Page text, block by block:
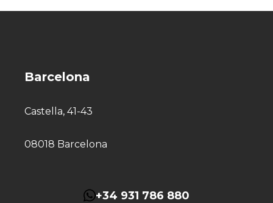
Barcelona
Castella, 41-43
08018 Barcelona
+34 931 786 880